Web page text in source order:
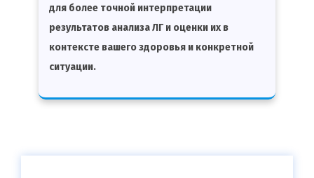
для более точной интерпретации
результатов анализа ЛГ и оценки их в
контексте вашего здоровья и конкретной
ситуации.